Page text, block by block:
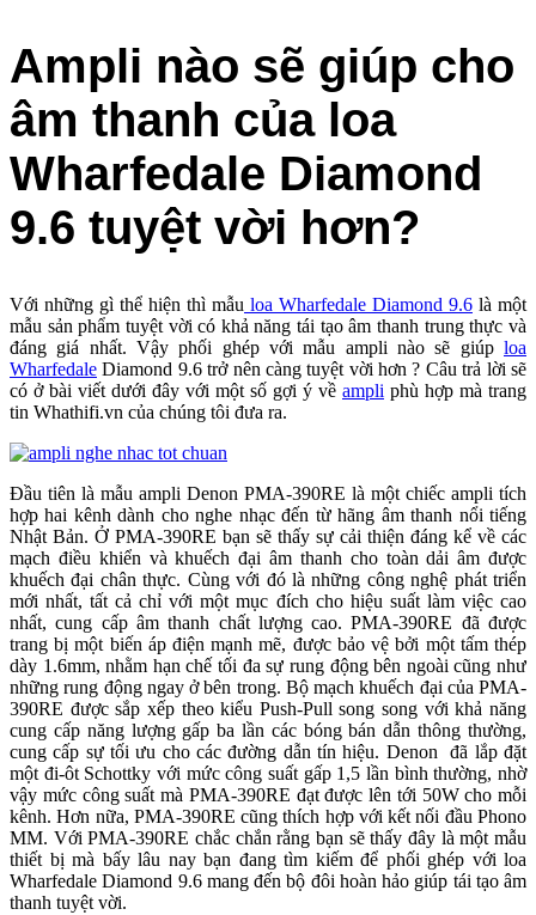
Ampli nào sẽ giúp cho
âm thanh của loa
Wharfedale Diamond
9.6 tuyệt vời hơn?
Với những gì thể hiện thì mẫu loa Wharfedale Diamond 9.6 là một
mẫu sản phẩm tuyệt vời có khả năng tái tạo âm thanh trung thực và
đáng giá nhất. Vậy phối ghép với mẫu ampli nào sẽ giúp loa
Wharfedale Diamond 9.6 trở nên càng tuyệt vời hơn ? Câu trả lời sẽ
có ở bài viết dưới đây với một số gợi ý về ampli phù hợp mà trang
tin Whathifi.vn của chúng tôi đưa ra.
Đầu tiên là mẫu ampli Denon PMA-390RE là một chiếc ampli tích
hợp hai kênh dành cho nghe nhạc đến từ hãng âm thanh nổi tiếng
Nhật Bản. Ở PMA-390RE bạn sẽ thấy sự cải thiện đáng kể về các
mạch điều khiển và khuếch đại âm thanh cho toàn dải âm được
khuếch đại chân thực. Cùng với đó là những công nghệ phát triển
mới nhất, tất cả chỉ với một mục đích cho hiệu suất làm việc cao
nhất, cung cấp âm thanh chất lượng cao. PMA-390RE đã được
trang bị một biến áp điện mạnh mẽ, được bảo vệ bởi một tấm thép
dày 1.6mm, nhằm hạn chế tối đa sự rung động bên ngoài cũng như
những rung động ngay ở bên trong. Bộ mạch khuếch đại của PMA-
390RE được sắp xếp theo kiểu Push-Pull song song với khả năng
cung cấp năng lượng gấp ba lần các bóng bán dẫn thông thường,
cung cấp sự tối ưu cho các đường dẫn tín hiệu. Denon đã lắp đặt
một đi-ôt Schottky với mức công suất gấp 1,5 lần bình thường, nhờ
vậy mức công suất mà PMA-390RE đạt được lên tới 50W cho mỗi
kênh. Hơn nữa, PMA-390RE cũng thích hợp với kết nối đầu Phono
MM. Với PMA-390RE chắc chắn rằng bạn sẽ thấy đây là một mẫu
thiết bị mà bấy lâu nay bạn đang tìm kiếm để phối ghép với loa
Wharfedale Diamond 9.6 mang đến bộ đôi hoàn hảo giúp tái tạo âm
thanh tuyệt vời.